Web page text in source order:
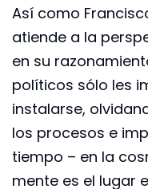
Así como
atiende a la
en su
políticos sólo les
instalarse,
los procesos e
tiempo – en la
mente es el lugar